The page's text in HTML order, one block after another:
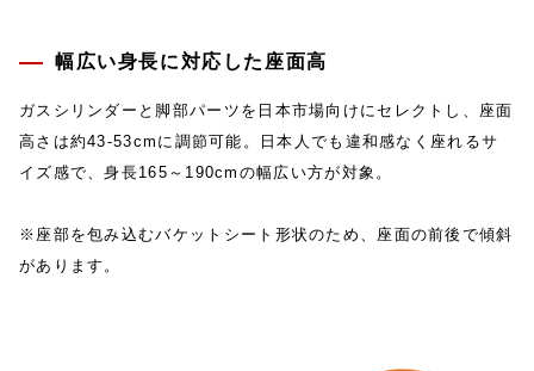
幅広い身長に対応した座面高
ガスシリンダーと脚部パーツを日本市場向けにセレクトし、座面
高さは約43-53cmに調節可能。日本人でも違和感なく座れるサ
イズ感で、身長165～190cmの幅広い方が対象。
※座部を包み込むバケットシート形状のため、座面の前後で傾斜
があります。